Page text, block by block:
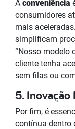
A conveniência
consumidores
mais
simplificam
“Nosso modelo
cliente tenha
sem filas ou
5. Inovação
Por fim, é
contínua dentro